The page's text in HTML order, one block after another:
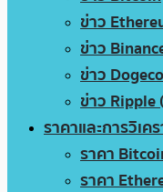
ข่าว
ข่าว
ข่าว
ข่าว Ripple
ราคาและการวิเค
ราคา
ราคา